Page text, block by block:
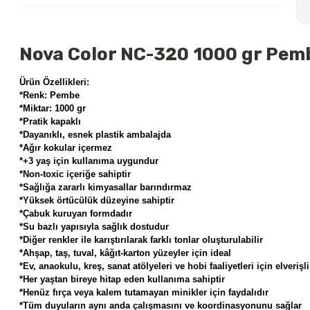
Nova Color NC-320 1000 gr
Ürün Özellikleri:
*Renk: Pembe
*Miktar: 1000 gr
*Pratik kapaklı
*Dayanıklı, esnek plastik ambalajda
*Ağır kokular içermez
*+3 yaş için kullanıma uygundur
*Non-toxic içeriğe sahiptir
*Sağlığa zararlı kimyasallar barındırmaz
*Yüksek örtücülük düzeyine sahiptir
*Çabuk kuruyan formdadır
*Su bazlı yapısıyla sağlık dostudur
*Diğer renkler ile karıştırılarak farklı tonlar oluşturulabilir
*Ahşap, taş, tuval, kâğıt-karton yüzeyler için ideal
*Ev, anaokulu, kreş, sanat atölyeleri ve hobi faaliyetleri için elverişli
*Her yaştan bireye hitap eden kullanıma sahiptir
*Henüz fırça veya kalem tutamayan minikler için faydalıdır
*Tüm duyuların aynı anda çalışmasını ve koordinasyonunu sağlar